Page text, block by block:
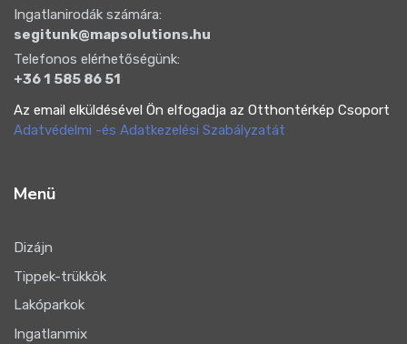
Ingatlanirodák számára:
segitunk@mapsolutions.hu
Telefonos elérhetőségünk:
+36 1 585 86 51
Az email elküldésével Ön elfogadja az Otthontérkép Csoport
Adatvédelmi -és Adatkezelési Szabályzatát
Menü
Dizájn
Tippek-trükkök
Lakóparkok
Ingatlanmix